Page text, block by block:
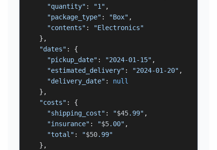
"quantity" : "1" ,
"package_type" : "Box" ,
"contents" :
"Electronics"
  },
"dates" : {
"pickup_date" : "2024-01-15" ,
"estimated_delivery" : "2024-01-20" ,
"delivery_date" : null
  },
"costs" : {
"shipping_cost" : "$45.99" ,
"insurance" : "$5.00" ,
"total" : "$50.99"
  },